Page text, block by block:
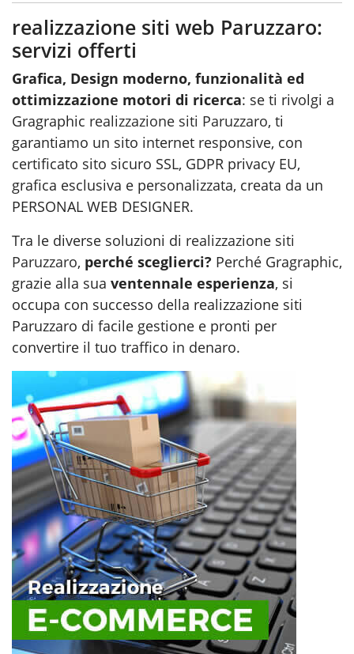
realizzazione siti web Paruzzaro:
servizi offerti
Grafica, Design moderno, funzionalità ed
ottimizzazione motori di ricerca: se ti rivolgi a
Gragraphic realizzazione siti Paruzzaro, ti
garantiamo un sito internet responsive, con
certificato sito sicuro SSL, GDPR privacy EU,
grafica esclusiva e personalizzata, creata da un
PERSONAL WEB DESIGNER.
Tra le diverse soluzioni di realizzazione siti
Paruzzaro, perché sceglierci? Perché Gragraphic,
grazie alla sua ventennale esperienza, si
occupa con successo della realizzazione siti
Paruzzaro di facile gestione e pronti per
convertire il tuo traffico in denaro.